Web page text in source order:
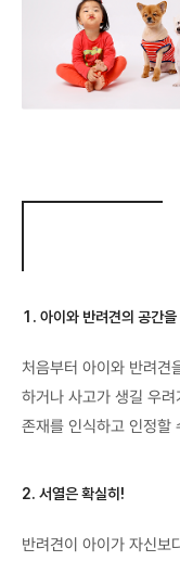
1. 아이와 반려견의 공간
처음부터 아이와 반려견
하거나 사고가 생길 우
존재를 인식하고 인정할
2. 서열은 확실히!
반려견이 아이가 자신보